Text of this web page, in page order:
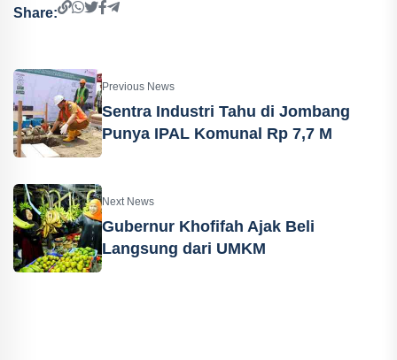
Share:
Previous News
Sentra Industri Tahu di Jombang
Punya IPAL Komunal Rp 7,7 M
Next News
Gubernur Khofifah Ajak Beli
Langsung dari UMKM